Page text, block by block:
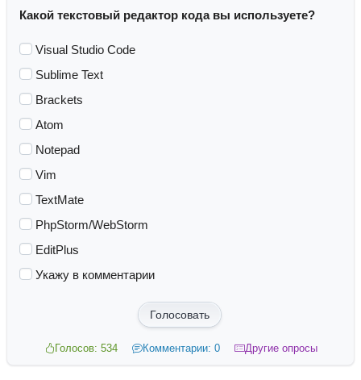
Какой текстовый редактор кода вы используете?
Visual Studio Code
Sublime Text
Brackets
Atom
Notepad
Vim
TextMate
PhpStorm/WebStorm
EditPlus
Укажу в комментарии
Голосовать
Голосов: 534 Комментарии: 0 Другие опросы